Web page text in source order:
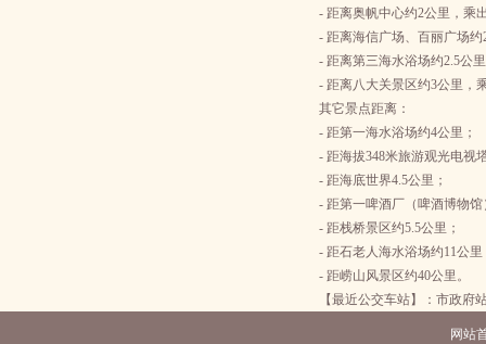
- 距离奥帆中心约2公里，乘
- 距离海信广场、百丽广场
- 距离第三海水浴场约2.5公
- 距离八大关景区约3公里，
其它景点距离：
- 距第一海水浴场约4公里；
- 距海拔348米旅游观光电视
- 距海底世界4.5公里；
- 距第一啤酒厂（啤酒博物
- 距栈桥景区约5.5公里；
- 距石老人海水浴场约11公里
- 距崂山风景区约40公里。
【最近公交车站】：市政府
网站